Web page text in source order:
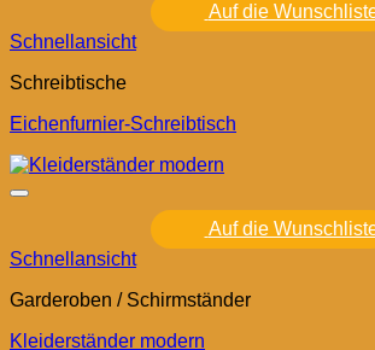
Auf die
Schnellansicht
Schreibtische
Eichenfurnier-Schreibtisch
Auf die
Schnellansicht
Garderoben / Schirmständer
Kleiderständer modern